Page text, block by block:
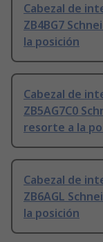
Cabezal de
ZB4BG7
la posición
Cabezal de
ZB5AG7C0
resorte a la
Cabezal de
ZB6AGL
la posición